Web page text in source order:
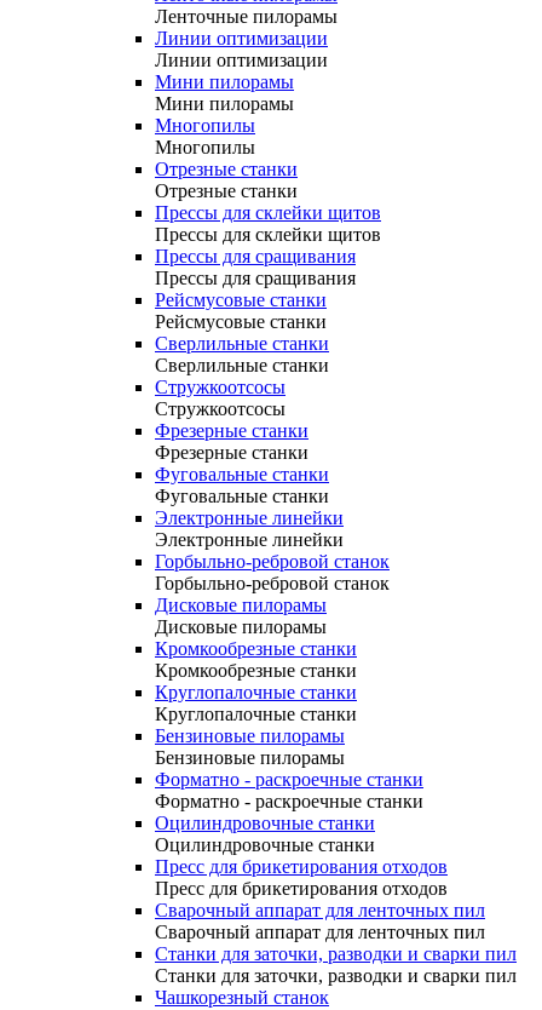
Ленточные пилорамы
Линии оптимизации
Линии оптимизации
Мини пилорамы
Мини пилорамы
Многопилы
Многопилы
Отрезные станки
Отрезные станки
Прессы для склейки щитов
Прессы для склейки щитов
Прессы для сращивания
Прессы для сращивания
Рейсмусовые станки
Рейсмусовые станки
Сверлильные станки
Сверлильные станки
Стружкоотсосы
Стружкоотсосы
Фрезерные станки
Фрезерные станки
Фуговальные станки
Фуговальные станки
Электронные линейки
Электронные линейки
Горбыльно-ребровой станок
Горбыльно-ребровой станок
Дисковые пилорамы
Дисковые пилорамы
Кромкообрезные станки
Кромкообрезные станки
Круглопалочные станки
Круглопалочные станки
Бензиновые пилорамы
Бензиновые пилорамы
Форматно - раскроечные станки
Форматно - раскроечные станки
Оцилиндровочные станки
Оцилиндровочные станки
Пресс для брикетирования отходов
Пресс для брикетирования отходов
Сварочный аппарат для ленточных пил
Сварочный аппарат для ленточных пил
Станки для заточки, разводки и сварки пил
Станки для заточки, разводки и сварки пил
Чашкорезный станок